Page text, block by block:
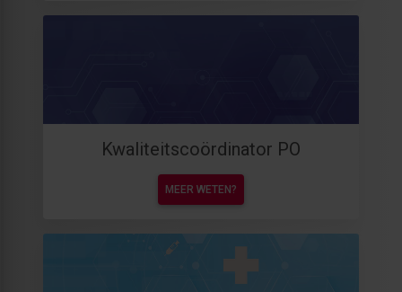
Kwaliteitscoördinator PO
MEER WETEN?